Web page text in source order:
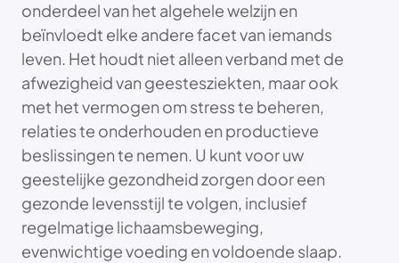
onderdeel van het algehele welzijn en
beïnvloedt elke andere facet van iemands
leven. Het houdt niet alleen verband met de
afwezigheid van geestesziekten, maar ook
met het vermogen om stress te beheren,
relaties te onderhouden en productieve
beslissingen te nemen. U kunt voor uw
geestelijke gezondheid zorgen door een
gezonde levensstijl te volgen, inclusief
regelmatige lichaamsbeweging,
evenwichtige voeding en voldoende slaap.